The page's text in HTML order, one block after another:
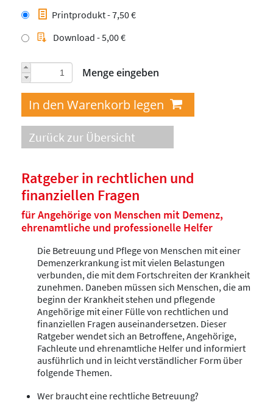
Printprodukt - 7,50 €
Download - 5,00 €
Menge eingeben
Zurück zur Übersicht
Ratgeber in rechtlichen und
finanziellen Fragen
für Angehörige von Menschen mit Demenz,
ehrenamtliche und professionelle Helfer
Die Betreuung und Pflege von Menschen mit einer
Demenzerkrankung ist mit vielen Belastungen
verbunden, die mit dem Fortschreiten der Krankheit
zunehmen. Daneben müssen sich Menschen, die am
beginn der Krankheit stehen und pflegende
Angehörige mit einer Fülle von rechtlichen und
finanziellen Fragen auseinandersetzen. Dieser
Ratgeber wendet sich an Betroffene, Angehörige,
Fachleute und ehrenamtliche Helfer und informiert
ausführlich und in leicht verständlicher Form über
folgende Themen.
Wer braucht eine rechtliche Betreuung?